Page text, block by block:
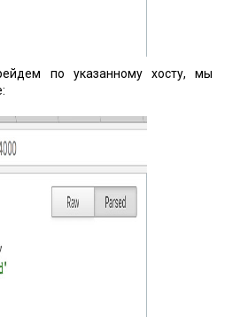
по указанному хосту, мы